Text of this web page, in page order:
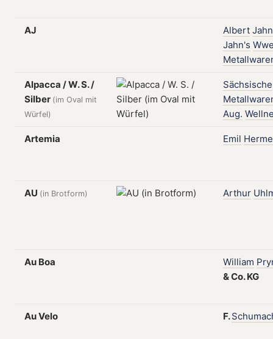
AJ Albert Jahn
Jahn's
Alpacca / W. S. /
Silber (im Oval mit
Würfel)
Sächsische
Aug.
Artemia Emil
AU (in Brotform) Arthur
Au Boa William
&Co.KG
Au Velo F.